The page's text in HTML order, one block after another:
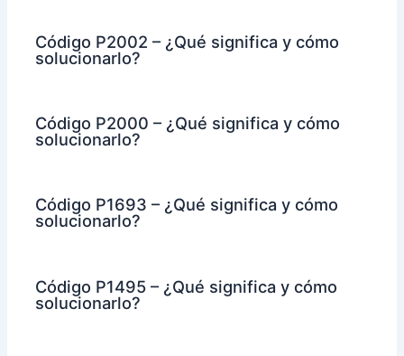
Código P2002 – ¿Qué significa y cómo
solucionarlo?
Código P2000 – ¿Qué significa y cómo
solucionarlo?
Código P1693 – ¿Qué significa y cómo
solucionarlo?
Código P1495 – ¿Qué significa y cómo
solucionarlo?